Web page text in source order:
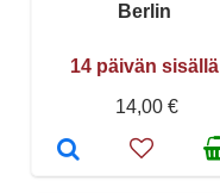
Berlin
14 päivän sisällä
14,00 €